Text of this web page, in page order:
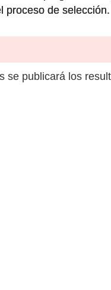
proceso de selección.
se publicará los